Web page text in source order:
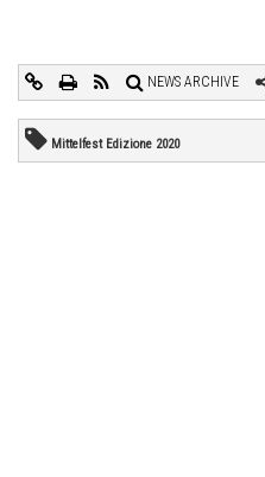
NEWS ARCHIVE
Mittelfest Edizione 2020